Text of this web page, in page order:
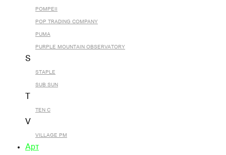
POMPEII
POP TRADING COMPANY
PUMA
PURPLE MOUNTAIN OBSERVATORY
S
STAPLE
SUB SUN
TEN C
V
VILLAGE PM
Арт